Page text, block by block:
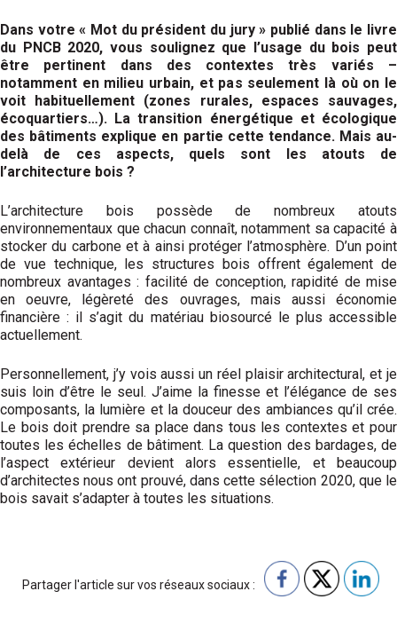
Dans votre « Mot du président du jury » publié dans le livre
du PNCB 2020, vous soulignez que l’usage du bois peut
être pertinent dans des contextes très variés –
notamment en milieu urbain, et pas seulement là où on le
voit habituellement (zones rurales, espaces sauvages,
écoquartiers…). La transition énergétique et écologique
des bâtiments explique en partie cette tendance. Mais au-
delà de ces aspects, quels sont les atouts de
l’architecture bois ?
L’architecture bois possède de nombreux atouts
environnementaux que chacun connaît, notamment sa capacité à
stocker du carbone et à ainsi protéger l’atmosphère. D’un point
de vue technique, les structures bois offrent également de
nombreux avantages : facilité de conception, rapidité de mise
en oeuvre, légèreté des ouvrages, mais aussi économie
financière : il s’agit du matériau biosourcé le plus accessible
actuellement.
Personnellement, j’y vois aussi un réel plaisir architectural, et je
suis loin d’être le seul. J’aime la finesse et l’élégance de ses
composants, la lumière et la douceur des ambiances qu’il crée.
Le bois doit prendre sa place dans tous les contextes et pour
toutes les échelles de bâtiment. La question des bardages, de
l’aspect extérieur devient alors essentielle, et beaucoup
d’architectes nous ont prouvé, dans cette sélection 2020, que le
bois savait s’adapter à toutes les situations.
Partager l'article sur vos réseaux sociaux :